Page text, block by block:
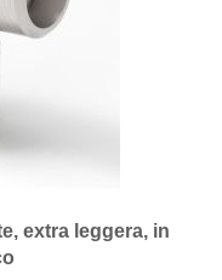
extra leggera, in